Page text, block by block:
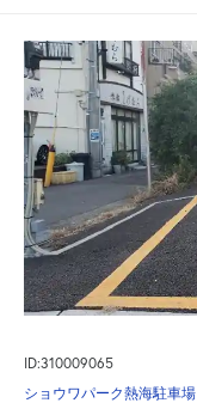
ID:310009065
ショウワパーク熱海駐車場